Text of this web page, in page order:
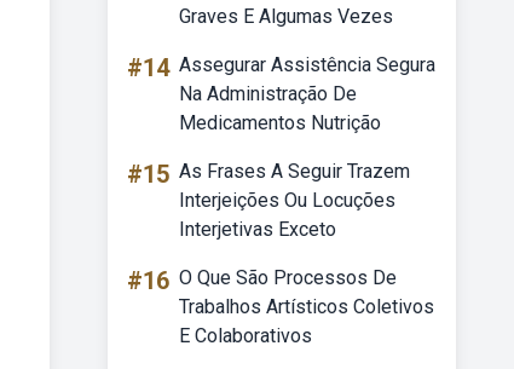
Graves E Algumas Vezes
#14 Assegurar Assistência Segura
Na Administração De
Medicamentos Nutrição
#15 As Frases A Seguir Trazem
Interjeições Ou Locuções
Interjetivas Exceto
#16 O Que São Processos De
Trabalhos Artísticos Coletivos
E Colaborativos